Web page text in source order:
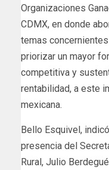
Organizaciones
CDMX, en donde
temas
priorizar un mayor
competitiva y
rentabilidad, a este
mexicana.
Bello Esquivel,
presencia del
Rural, Julio